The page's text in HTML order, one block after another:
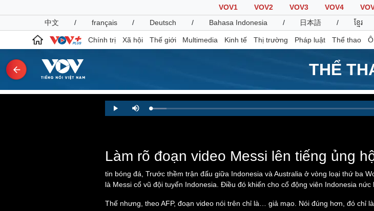
VOV1 VOV2 VOV3 VOV4
中文
/ français / Deutsch / Bahasa Indonesia / 日本語 / ខ្មែរ
Chính trị Xã hội Thế giới Multimedia Kinh tế Thị trường Pháp luật Thể thao
THỂ
Xã hội
Dấu ấn VOV
Việc làm
Biển đảo
Thế giới
Quân sự - Quốc phòng
Vũ khí
Bóng đá
Ô tô -
Ô tô
Play Mute Loaded:
4.46%
Làm rõ đoạn video Messi lên tiếng ủng
tin bóng đá, Trước thềm trận đấu giữa Indonesia và Australia ở vòng loại thứ ba
là Messi cổ vũ đội tuyển Indonesia. Điều đó khiến cho cổ động viên Indonesia nức
Thế nhưng, theo AFP, đoạn video nói trên chỉ là… giả mạo. Nói đúng hơn, đó chỉ